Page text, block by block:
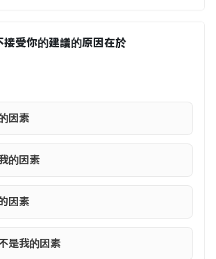
受你的建議的原因在於
因素
的因素
因素
是我的因素